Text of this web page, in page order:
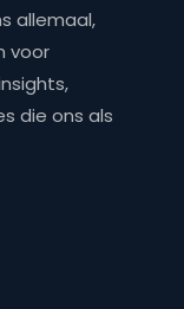
allemaal,
voor
die ons als